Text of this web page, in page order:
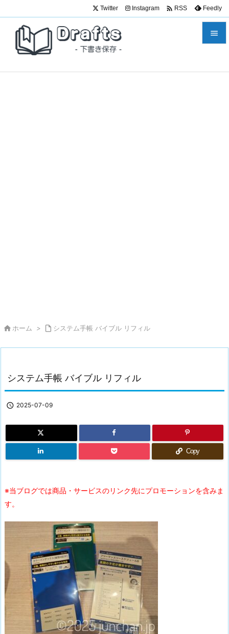

Twitter Instagram  RSS Feedly
 ホーム >  システム手帳 バイブル リフィル
システム手帳 バイブル リフィル
 2025-07-09
Copy
※当ブログでは商品・サービスのリンク先にプロモーションを含みま
す。